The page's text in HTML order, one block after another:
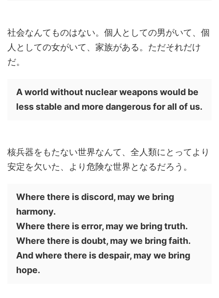
社会なんてものはない。個人としての男がいて、個
人としての女がいて、家族がある。ただそれだけ
だ。
A world without nuclear weapons would be
less stable and more dangerous for all of us.
核兵器をもたない世界なんて、全人類にとってより
安定を欠いた、より危険な世界となるだろう。
Where there is discord, may we bring
harmony.
Where there is error, may we bring truth.
Where there is doubt, may we bring faith.
And where there is despair, may we bring
hope.